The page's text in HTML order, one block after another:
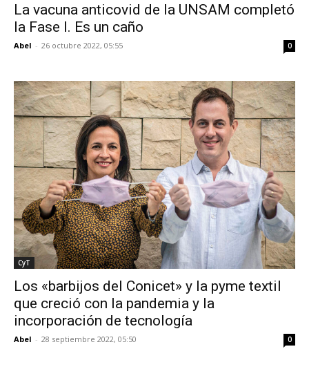
La vacuna anticovid de la UNSAM completó
la Fase I. Es un caño
Abel - 26 octubre 2022, 05:55 0
CyT
Los «barbijos del Conicet» y la pyme textil
que creció con la pandemia y la
incorporación de tecnología
Abel - 28 septiembre 2022, 05:50 0